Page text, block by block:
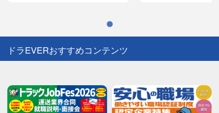
ドラEVERおすすめコンテンツ